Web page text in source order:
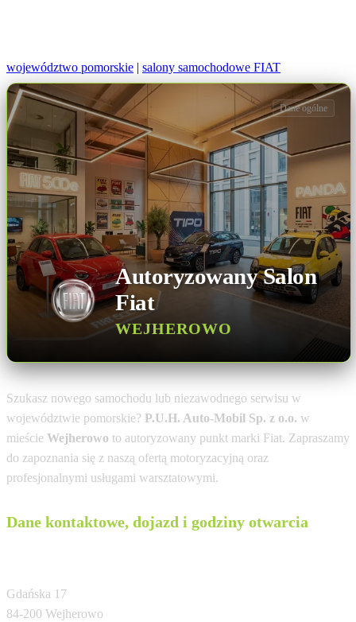
województwo pomorskie | salony samochodowe FIAT
Autoryzowany Salon
Fiat
WEJHEROWO
Dane ogólne
Szukasz nowego samochodu lub niezawodnego serwisu w
województwie pomorskie? P.U.H. Auto-Mobil Sp. z o.o. w
mieście Wejherowo to autoryzowany punkt marki Fiat. Zapraszamy
do zapoznania się z naszą ofertą motoryzacyjną oraz
profesjonalnymi usługami warsztatowymi.
Dane kontaktowe, dojazd i godziny otwarcia
Gdańska 17
84-200 Wejherowo